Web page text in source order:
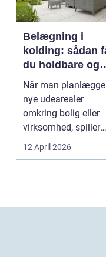
Belægning i
kolding: sådan
du holdbare og
flotte udearealer
Når man
nye udearealer
omkring bolig eller
virksomhed, spiller
belægningen en helt
centra...
12 April 2026